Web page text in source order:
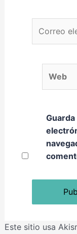
Este sitio usa